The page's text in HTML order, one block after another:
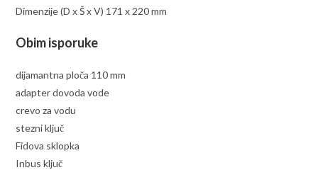
Dimenzije (D x Š x V) 171 x 220 mm
Obim isporuke
dijamantna ploča 110 mm
adapter dovoda vode
crevo za vodu
stezni ključ
Fidova sklopka
Inbus ključ